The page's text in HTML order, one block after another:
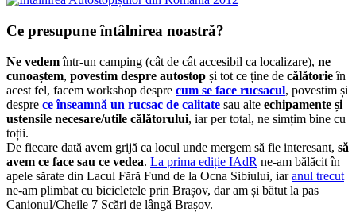
Ce presupune întâlnirea noastră?
Ne vedemîntr-un camping (cât de cât accesibil ca localizare), ne
cunoaștem, povestim despre autostop și tot ce ține de călătorieîn
acest fel, facem workshop despre cum se face rucsacul, povestim și
despre ce înseamnă un rucsac de calitate sau alte echipamente și
ustensile necesare/utile călătorului, iar per total, ne simțim bine cu
toții.
De fiecare dată avem grijă ca locul unde mergem să fie interesant, să
avem ce face sau ce vedea. La prima ediție IAdR ne-am bălăcit în
apele sărate din Lacul Fără Fund de la Ocna Sibiului, iaranul trecut
ne-am plimbat cu bicicletele prin Brașov, dar am și bătut la pas
Canionul/Cheile 7 Scări de lângă Brașov.